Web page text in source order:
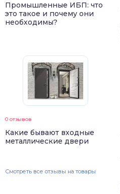
Промышленные ИБП: что
это такое и почему они
необходимы?
0 отзывов
Какие бывают входные
металлические двери
Смотреть все отзывы на товары